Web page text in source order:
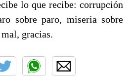
lo que recibe: corrupción
sobre paro, miseria sobre
gracias.